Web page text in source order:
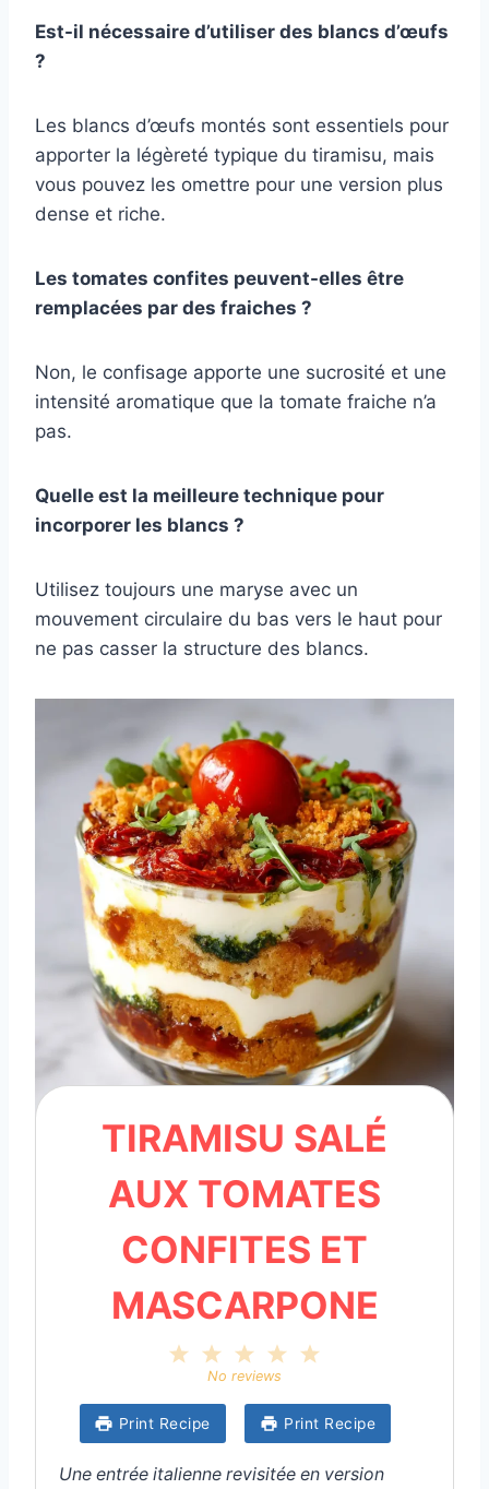
Est-il nécessaire d’utiliser des blancs d’œufs
?
Les blancs d’œufs montés sont essentiels pour
apporter la légèreté typique du tiramisu, mais
vous pouvez les omettre pour une version plus
dense et riche.
Les tomates confites peuvent-elles être
remplacées par des fraiches ?
Non, le confisage apporte une sucrosité et une
intensité aromatique que la tomate fraiche n’a
pas.
Quelle est la meilleure technique pour
incorporer les blancs ?
Utilisez toujours une maryse avec un
mouvement circulaire du bas vers le haut pour
ne pas casser la structure des blancs.
TIRAMISU SALÉ
AUX TOMATES
CONFITES ET
MASCARPONE
a
r
s
4
a
r
s
3
S
a
r
s
2
S
a
a
r
No reviews
Print Recipe Print Recipe
Une entrée italienne revisitée en version